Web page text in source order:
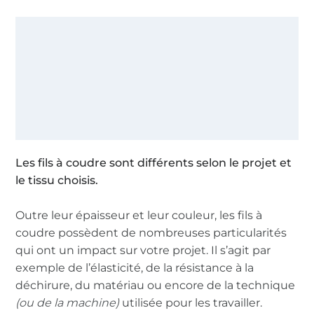
Les fils à coudre sont différents selon le projet et
le tissu choisis.
Outre leur épaisseur et leur couleur, les fils à
coudre possèdent de nombreuses particularités
qui ont un impact sur votre projet. Il s’agit par
exemple de l’élasticité, de la résistance à la
déchirure, du matériau ou encore de la technique
(ou de la machine)utilisée pour les travailler.